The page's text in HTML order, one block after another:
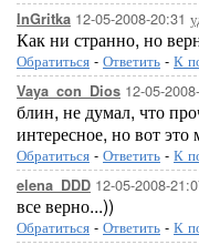
InGritka 12-05-2008-20:31
Как ни странно, но
Обратиться - Ответить - К
Vaya_con_Dios 12-05-
блин, не думал, что
интересное, но вот
Обратиться - Ответить - К
elena_DDD 12-05-2008-
все верно...))
Обратиться - Ответить - К